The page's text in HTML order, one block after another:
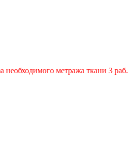
необходимого метража ткани 3 раб.